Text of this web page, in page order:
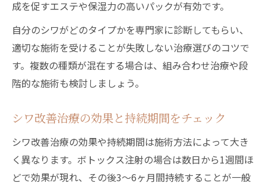
成を促すエステや保湿力の高いパックが有効です。
自分のシワがどのタイプかを専門家に診断してもらい、
適切な施術を受けることが失敗しない治療選びのコツで
す。複数の種類が混在する場合は、組み合わせ治療や段
階的な施術も検討しましょう。
シワ改善治療の効果と持続期間をチェック
シワ改善治療の効果や持続期間は施術方法によって大き
く異なります。ボトックス注射の場合は数日から1週間ほ
どで効果が現れ、その後3〜6ヶ月間持続することが一般